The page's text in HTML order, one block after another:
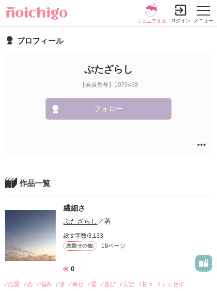
メニュー
ジュニア文庫 ログイン
プロフィール
ぶたざらし
【会員番号】1079438
フォロー
作品一覧
繊細さ
ぶたざらし ／著
総文字数/3,133
恋愛(その他) 19ページ
0
#恋愛 #恋 #悩み #涙 #幸せ #愛 #喜び #実話 #甘々 #エッセイ